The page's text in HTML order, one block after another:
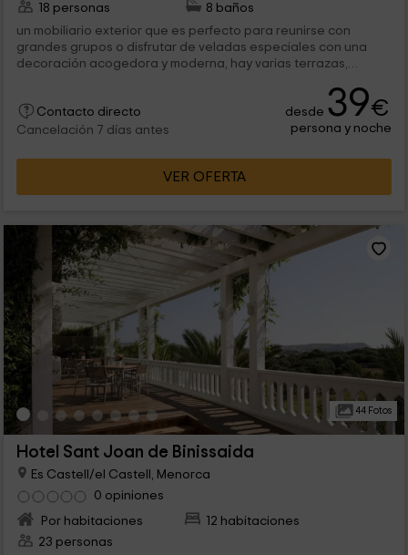
18 personas
8 baños
un mobiliario exterior que es perfecto para reunirse con
grandes grupos o disfrutar de veladas especiales con una
decoración acogedora y moderna, hay varias terrazas,
Contacto directo
Cancelación 7 días antes
desde 39€
persona y noche
VER OFERTA
44 Fotos
Hotel Sant Joan de Binissaida
Es Castell/el Castell, Menorca
0 opiniones
Por habitaciones
12 habitaciones
23 personas